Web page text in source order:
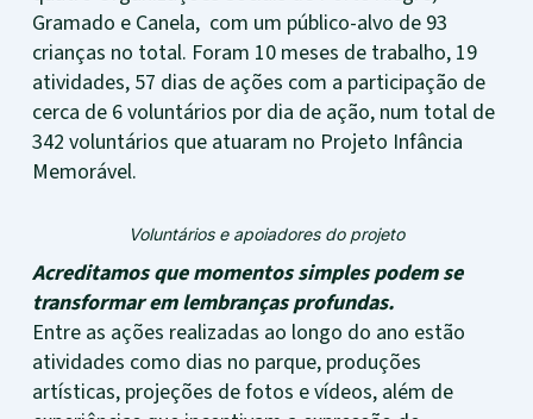
Gramado e Canela, com um público-alvo de 93
crianças no total. Foram 10 meses de trabalho, 19
atividades, 57 dias de ações com a participação de
cerca de 6 voluntários por dia de ação, num total de
342 voluntários que atuaram no Projeto Infância
Memorável.
Voluntários e apoiadores do projeto
Acreditamos que momentos simples podem se
transformar em lembranças profundas.
Entre as ações realizadas ao longo do ano estão
atividades como dias no parque, produções
artísticas, projeções de fotos e vídeos, além de